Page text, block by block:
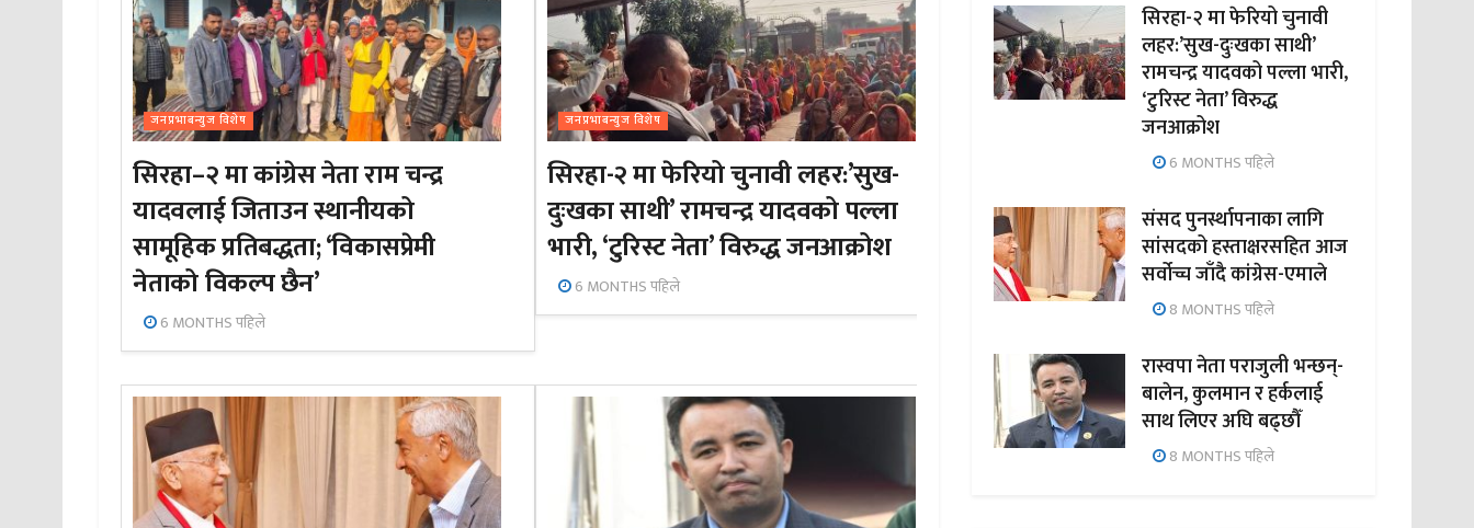
जनप्रभाबन्युज विशेष
सिरहा–२ मा कांग्रेस नेता राम चन्द्र
यादवलाई जिताउन स्थानीयको
सामूहिक प्रतिबद्धता; ‘विकासप्रेमी
नेताको विकल्प छैन’
6 MONTHS पहिले
जनप्रभाबन्युज विशेष
सिरहा-२ मा फेरियो चुनावी लहर:’सुख-
दुःखका साथी’ रामचन्द्र यादवको पल्ला
भारी, ‘टुरिस्ट नेता’ विरुद्ध जनआक्रोश
6 MONTHS पहिले
सिरहा-२ मा फेरियो चुनावी
लहर:’सुख-दुःखका साथी’
रामचन्द्र यादवको पल्ला भारी,
‘टुरिस्ट नेता’ विरुद्ध
जनआक्रोश
6 MONTHS पहिले
संसद पुनर्स्थापनाका लागि
सांसदको हस्ताक्षरसहित आज
सर्वोच्च जाँदै कांग्रेस-एमाले
8 MONTHS पहिले
रास्वपा नेता पराजुली भन्छन्-
बालेन, कुलमान र हर्कलाई
साथ लिएर अघि बढ्छौँ
8 MONTHS पहिले